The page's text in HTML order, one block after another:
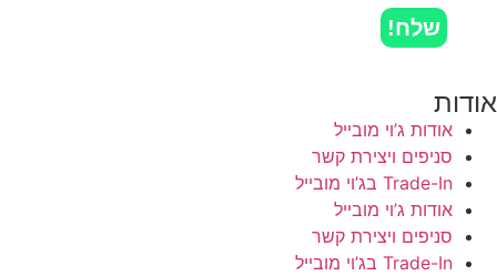
שלח!
אודות
אודות ג’וי מובייל
סניפים ויצירת קשר
Trade-In בג’וי מובייל
אודות ג’וי מובייל
סניפים ויצירת קשר
Trade-In בג’וי מובייל